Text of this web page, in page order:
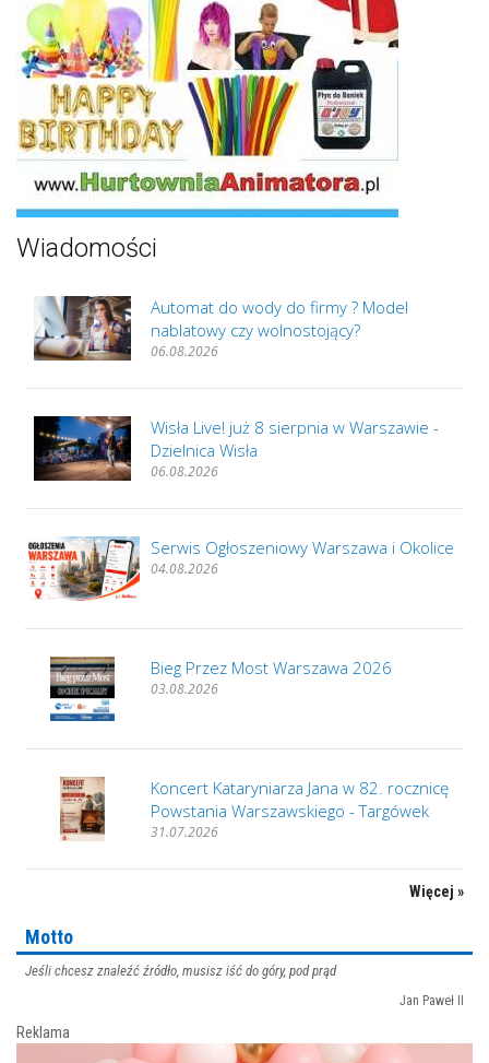
Wiadomości
Automat do wody do firmy ? Model
nablatowy czy wolnostojący?
06.08.2026
Wisła Live! już 8 sierpnia w Warszawie -
Dzielnica Wisła
06.08.2026
Serwis Ogłoszeniowy Warszawa i Okolice
04.08.2026
Bieg Przez Most Warszawa 2026
03.08.2026
Koncert Kataryniarza Jana w 82. rocznicę
Powstania Warszawskiego - Targówek
31.07.2026
Więcej »
Motto
Jeśli chcesz znaleźć źródło, musisz iść do góry, pod prąd
Jan Paweł II
Reklama